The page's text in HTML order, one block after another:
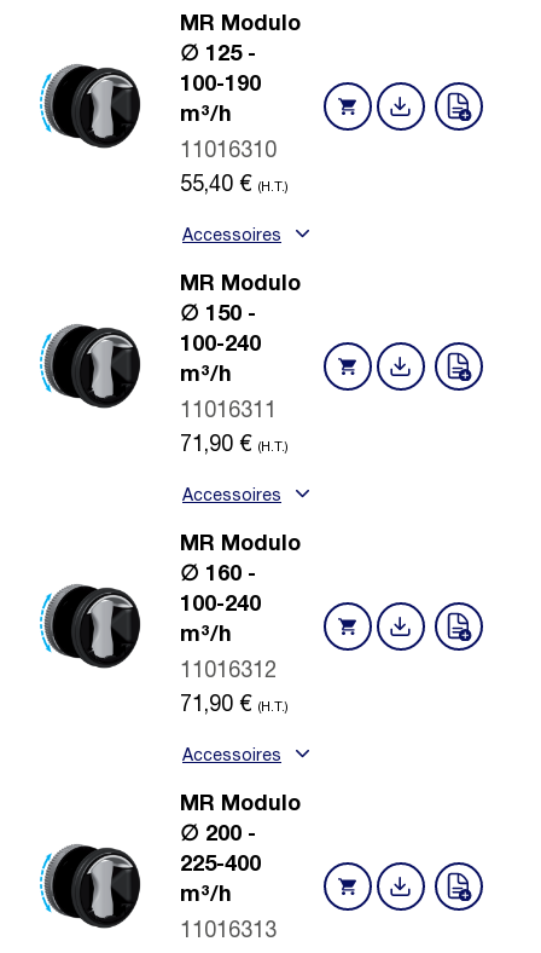
MR Modulo
∅ 125 -
100-190
m³/h
11016310
55,40 € (H.T.)
Accessoires
MR Modulo
∅ 150 -
100-240
m³/h
11016311
71,90 € (H.T.)
Accessoires
MR Modulo
∅ 160 -
100-240
m³/h
11016312
71,90 € (H.T.)
Accessoires
MR Modulo
∅ 200 -
225-400
m³/h
11016313